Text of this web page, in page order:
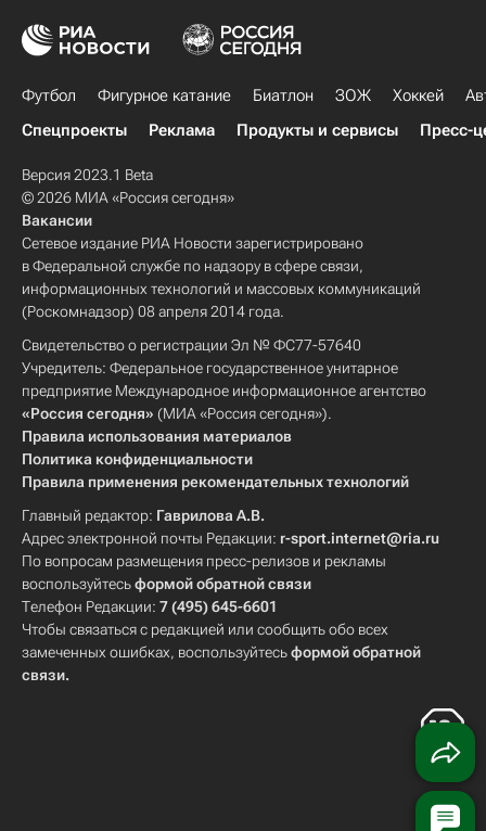
Футбол Фигурное катание Биатлон ЗОЖ Хоккей
Спецпроекты
Реклама Продукты и сервисы Пресс-
Версия 2023.1 Beta
© 2026 МИА «Россия сегодня»
Вакансии
Сетевое издание РИА Новости зарегистрировано
в Федеральной службе по надзору в сфере связи,
информационных технологий и массовых коммуникаций
(Роскомнадзор) 08 апреля 2014 года.
Свидетельство о регистрации Эл № ФС77-57640
Учредитель: Федеральное государственное унитарное
предприятие Международное информационное агентство
«Россия сегодня» (МИА «Россия сегодня»).
Правила использования материалов
Политика конфиденциальности
Правила применения рекомендательных технологий
Главный редактор: Гаврилова А.В.
Адрес электронной почты Редакции: r-sport.internet@ria.ru
По вопросам размещения пресс-релизов и рекламы
воспользуйтесьформой обратной связи
Телефон Редакции: 7 (495) 645-6601
Чтобы связаться с редакцией или сообщить обо всех
замеченных ошибках, воспользуйтесьформой обратной
связи.